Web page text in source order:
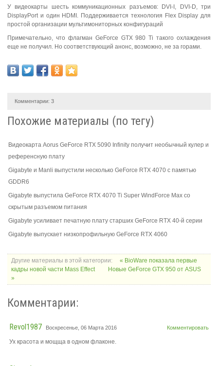
У видеокарты шесть коммуникационных разъемов: DVI-I, DVI-D, три
DisplayPort и один HDMI. Поддерживается технология Flex Display для
простой организации мультимониторных конфигураций
Примечательно, что флагман GeForce GTX 980 Ti такого охлаждения
еще не получил. Но соответствующий анонс, возможно, не за горами.
Комментарии: 3
Похожие материалы (по тегу)
Видеокарта Aorus GeForce RTX 5090 Infinity получит необычный кулер и
референсную плату
Gigabyte и Manli выпустили несколько GeForce RTX 4070 с памятью
GDDR6
Gigabyte выпустила GeForce RTX 4070 Ti Super WindForce Max со
скрытым разъемом питания
Gigabyte усиливает печатную плату старших GeForce RTX 40-й серии
Gigabyte выпускает низкопрофильную GeForce RTX 4060
Другие материалы в этой категории:
« BioWare показала первые
кадры новой части Mass Effect
Новые GeForce GTX 950 от ASUS
»
Комментарии:
Комментировать
Revol1987 Воскресенье, 06 Марта 2016
Ух красота и мощща в одном флаконе.